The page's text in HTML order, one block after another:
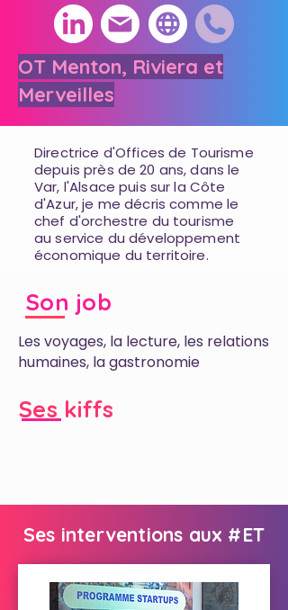
OT Menton, Riviera et
Merveilles
Directrice d'Offices de Tourisme
depuis près de 20 ans, dans le
Var, l'Alsace puis sur la Côte
d'Azur, je me décris comme le
chef d'orchestre du tourisme
au service du développement
économique du territoire.
Son job
Les voyages, la lecture, les relations
humaines, la gastronomie
Ses kiffs
Ses interventions aux #ET